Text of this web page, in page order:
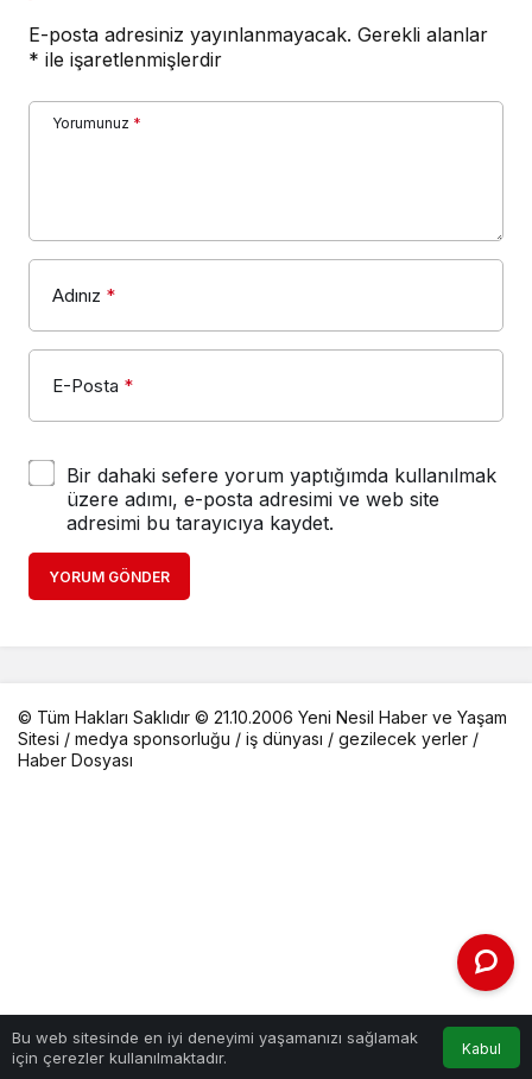
E-posta adresiniz yayınlanmayacak. Gerekli alanlar
* ile işaretlenmişlerdir
Yorumunuz *
Adınız *
E-Posta *
Bir dahaki sefere yorum yaptığımda kullanılmak
üzere adımı, e-posta adresimi ve web site
adresimi bu tarayıcıya kaydet.
YORUM GÖNDER
Bu web sitesinde en iyi deneyimi yaşamanızı sağlamak
için çerezler kullanılmaktadır.
Kabul
© Tüm Hakları Saklıdır © 21.10.2006 Yeni Nesil Haber ve Yaşam
Sitesi / medya sponsorluğu / iş dünyası / gezilecek yerler /
Haber Dosyası